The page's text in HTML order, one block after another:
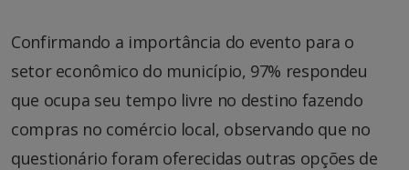
Confirmando a importância do evento para o
setor econômico do município, 97% respondeu
que ocupa seu tempo livre no destino fazendo
compras no comércio local, observando que no
questionário foram oferecidas outras opções de